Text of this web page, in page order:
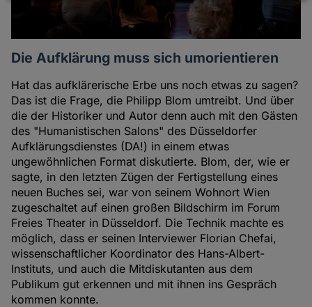
Die Aufklärung muss sich umorientieren
Hat das aufklärerische Erbe uns noch etwas zu sagen?
Das ist die Frage, die Philipp Blom umtreibt. Und über
die der Historiker und Autor denn auch mit den Gästen
des "Humanistischen Salons" des Düsseldorfer
Aufklärungsdienstes (DA!) in einem etwas
ungewöhnlichen Format diskutierte. Blom, der, wie er
sagte, in den letzten Zügen der Fertigstellung eines
neuen Buches sei, war von seinem Wohnort Wien
zugeschaltet auf einen großen Bildschirm im Forum
Freies Theater in Düsseldorf. Die Technik machte es
möglich, dass er seinen Interviewer Florian Chefai,
wissenschaftlicher Koordinator des Hans-Albert-
Instituts, und auch die Mitdiskutanten aus dem
Publikum gut erkennen und mit ihnen ins Gespräch
kommen konnte.
Cookies